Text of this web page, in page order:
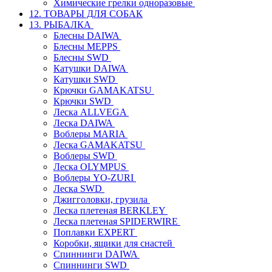
Химические грелки одноразовые
12. ТОВАРЫ ДЛЯ СОБАК
13. РЫБАЛКА
Блесны DAIWA
Блесны MEPPS
Блесны SWD
Катушки DAIWA
Катушки SWD
Крючки GAMAKATSU
Крючки SWD
Леска ALLVEGA
Леска DAIWA
Воблеры MARIA
Леска GAMAKATSU
Воблеры SWD
Леска OLYMPUS
Воблеры YO-ZURI
Леска SWD
Джигголовки, грузила
Леска плетеная BERKLEY
Леска плетеная SPIDERWIRE
Поплавки EXPERT
Коробки, ящики для снастей
Спиннинги DAIWA
Спиннинги SWD